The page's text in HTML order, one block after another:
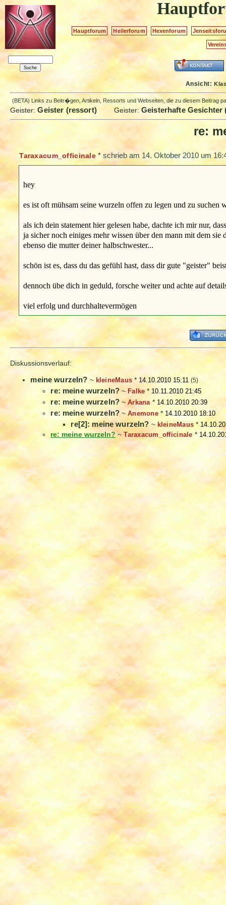
Hauptforum Heilerforum Hexenforum
Ansicht:
(BETA) Links zu Beitr�gen, Artikeln, Ressorts und Webseiten, die zu diesem Beitrag
Geister:Geister (ressort) Geister:Geisterhafte Gesichter
re:
Taraxacum_officinale*schrieb am 14. Oktober 2010 um
hey
es ist oft mühsam seine wurzeln offen zu legen und zu suchen
als ich dein statement hier gelesen habe, dachte ich mir nur,
ja sicher noch einiges mehr wissen über den mann mit dem sie
ebenso die mutter deiner halbschwester...
schön ist es, dass du das gefühl hast, dass dir gute "geister"
dennoch übe dich in geduld, forsche weiter und achte auf
viel erfolg und durchhaltevermögen
Diskussionsverlauf:
meine wurzeln? ~ kleineMaus * 14.10.2010 15:11 (5)
re: meine wurzeln? ~ Falke * 10.11.2010 21:45
re: meine wurzeln?~Arkana * 14.10.2010 20:39
re: meine wurzeln? ~Anemone*14.10.2010 18:10
re[2]: meine wurzeln? ~ kleineMaus *
re: meine wurzeln? ~Taraxacum_officinale *